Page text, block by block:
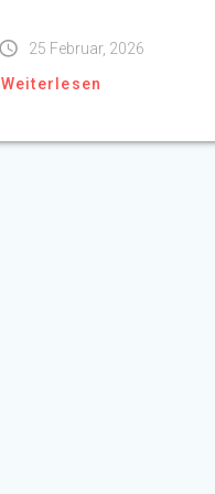
25 Februar, 2026
Weiterlesen